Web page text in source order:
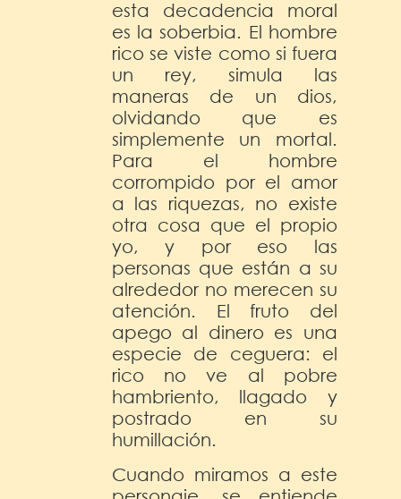
esta decadencia moral
es la soberbia. El hombre
rico se viste como si fuera
un rey, simula las
maneras de un dios,
olvidando que es
simplemente un mortal.
Para el hombre
corrompido por el amor
a las riquezas, no existe
otra cosa que el propio
yo, y por eso las
personas que están a su
alrededor no merecen su
atención. El fruto del
apego al dinero es una
especie de ceguera: el
rico no ve al pobre
hambriento, llagado y
postrado en su
humillación.
Cuando miramos a este